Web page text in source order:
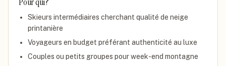
Skieurs intermédiaires cherchant qualité de neige
printanière
Voyageurs en budget préférant authenticité au luxe
Couples ou petits groupes pour week-end montagne